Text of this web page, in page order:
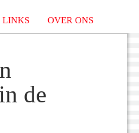
LINKS OVER ONS
de